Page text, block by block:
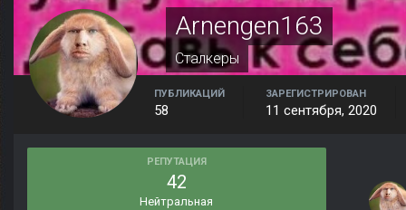
Arnengen163
Сталкеры
ПУБЛИКАЦИЙ
58
ЗАРЕГИСТРИРОВАН
11 сентября, 2020
РЕПУТАЦИЯ
42
Нейтральная